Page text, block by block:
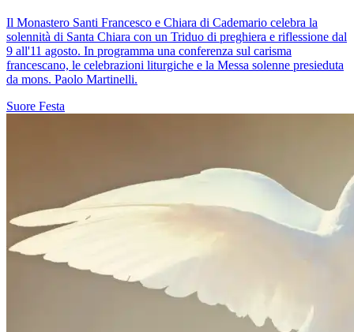
Il Monastero Santi Francesco e Chiara di Cademario celebra la
solennità di Santa Chiara con un Triduo di preghiera e riflessione dal
9 all'11 agosto. In programma una conferenza sul carisma
francescano, le celebrazioni liturgiche e la Messa solenne presieduta
da mons. Paolo Martinelli.
Suore Festa